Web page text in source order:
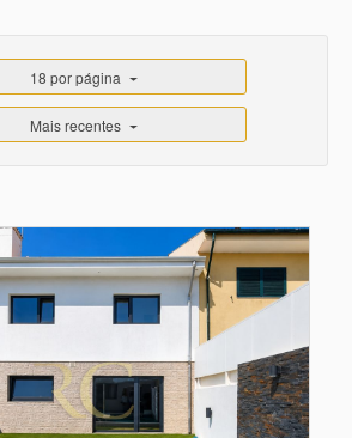
18 por página
Mais recentes